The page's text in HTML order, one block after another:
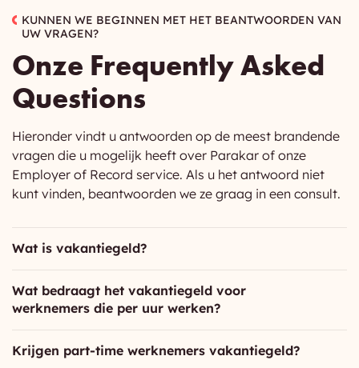
KUNNEN WE BEGINNEN MET HET BEANTWOORDEN VAN
UW VRAGEN?
Onze Frequently Asked
Questions
Hieronder vindt u antwoorden op de meest brandende
vragen die u mogelijk heeft over Parakar of onze
Employer of Record service. Als u het antwoord niet
kunt vinden, beantwoorden we ze graag in een consult.
Wat is vakantiegeld?
Wat bedraagt het vakantiegeld voor
werknemers die per uur werken?
Krijgen part-time werknemers vakantiegeld?